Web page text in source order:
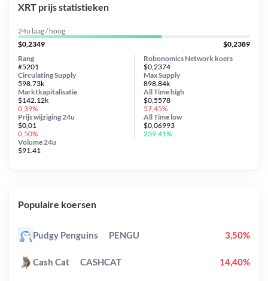
XRT prijs statistieken
24u laag / hoog
$0,2349
$0,2389
Robonomics Network koers
$0,2374
Circulating Supply
598.73k
Prijs wijziging24u
$0,01
0,50%
Max Supply
898.84k
Marktkapitalisatie
$142.12k
0,39%
Volume 24u
$91.41
Rang
#5201
All Timehigh
$0,5578
57,45%
All Time low
$0,06993
239,41%
Populaire koersen
Pudgy Penguins PENGU 3,50%
Cash Cat CASHCAT 14,40%